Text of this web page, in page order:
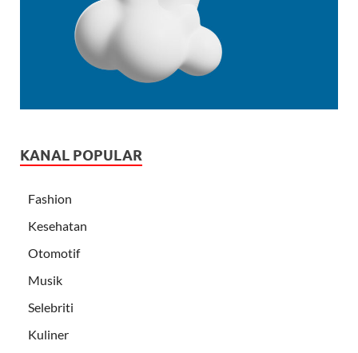
KANAL POPULAR
Fashion
Kesehatan
Otomotif
Musik
Selebriti
Kuliner